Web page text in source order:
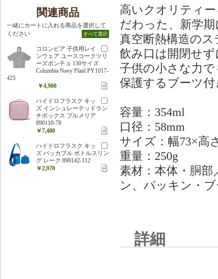
高いクオリティ
だわった、新学
真空断熱構造の
飲み口は開閉せ
子供の小さな力
保護するブーツ付
容量：354ml
口径：58mm
サイズ：幅73×高
重量：250g
素材：本体・胴
ン、パッキン・
詳細
関連商品
一緒にカートに入れる商品を選択して
ください
すべて選択
コロンビア 子供用レイ
ンウェア ユースコークツリ
ーズポンチョ 130サイズ
Columbia Navy Plaid PY1017-
425
￥4,900
ハイドロフラスク キッ
ズ インシュレーテッドラン
チボックス プルメリア
890110-78
￥7,480
ハイドロフラスク キッ
ズ パッカブル ボトルスリン
グ レーク 890142-112
￥2,970